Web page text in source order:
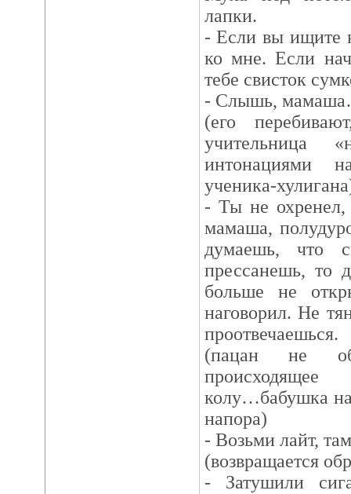
лапки.
- Если вы ищите
ко мне. Если
тебе свисток
- Слышь,
(его
учительница
интонациями
ученика-
- Ты не охренел,
мамаша,
думаешь, что
прессанешь, то
больше не
наговорил. Не
проотвечаешься.
(пацан не
происходящее
колу…бабушка
напора)
- Возьми лайт,
(возвращается
- Затушили